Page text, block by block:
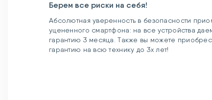
Берем все риски на себя!
Абсолютная уверенность в безопасности
уцененного смартфона: на все устройства
гарантию 3 месяца. Также вы можете
гарантию на всю технику до 3х лет!